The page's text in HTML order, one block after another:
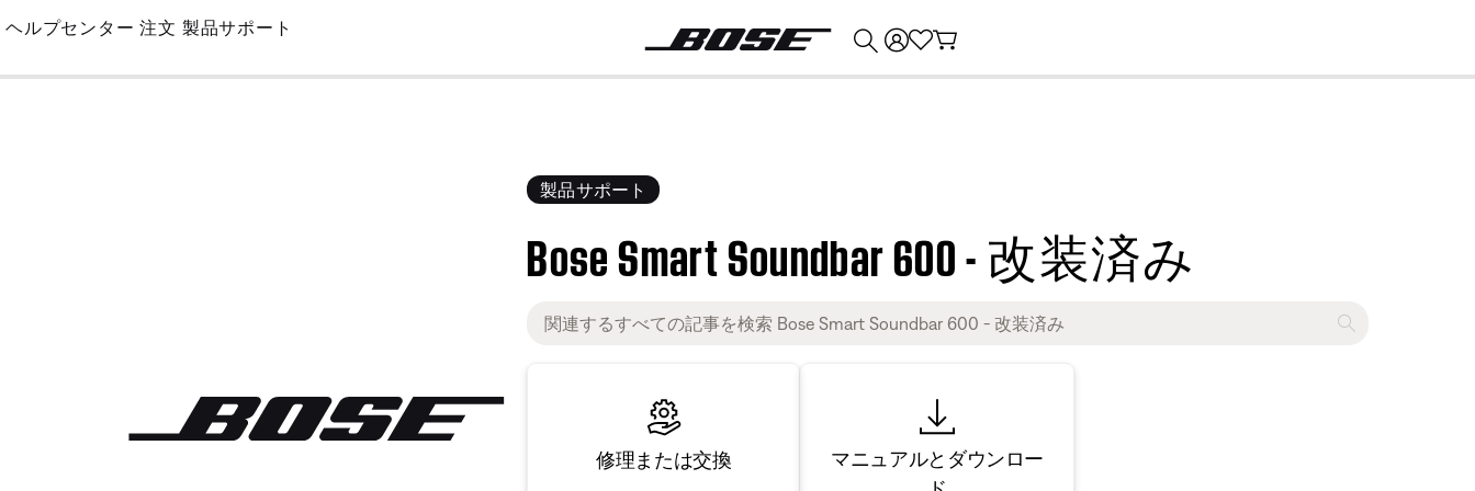
Skip
Main
ヘルプセンター 注文 製品サポート
製品サポート
Bose Smart Soundbar 600 - 改装済み
修理または交換
マニュアルとダウンロー